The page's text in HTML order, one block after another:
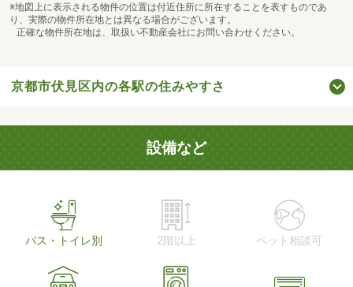
※地図上に表示される物件の位置は付近住所に所在することを表すものであ
り、実際の物件所在地とは異なる場合がございます。
正確な物件所在地は、取扱い不動産会社にお問い合わせください。
京都市伏見区内の各駅の住みやすさ
設備など
バス・トイレ別 2階以上 ペット相談可